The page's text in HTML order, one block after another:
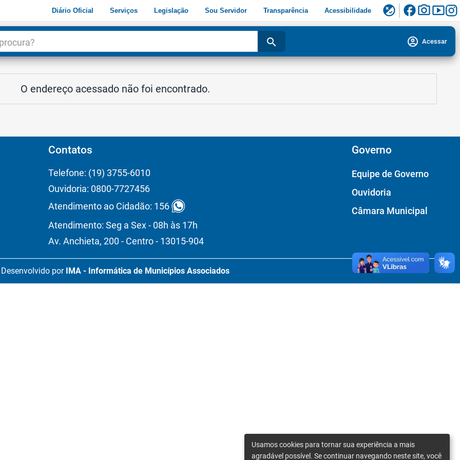
Diário Oficial Serviços Legislação Sou Servidor Transparência Acessibilidade flaky facebookphoto_camerasmart_display
search account_circle Acessar
O endereço acessado não foi encontrado.
Contatos
Telefone: (19) 3755-6010
Ouvidoria: 0800-7727456
Atendimento ao Cidadão: 156
Atendimento: Seg a Sex - 08h às 17h
Av. Anchieta, 200 - Centro - 13015-904
Governo
Equipe de Governo
Ouvidoria
Câmara Municipal
Desenvolvido por IMA - Informática de Municípios Associados
Usamos cookies para tornar sua experiência a mais
agradável possível. Se continuar navegando neste site, você